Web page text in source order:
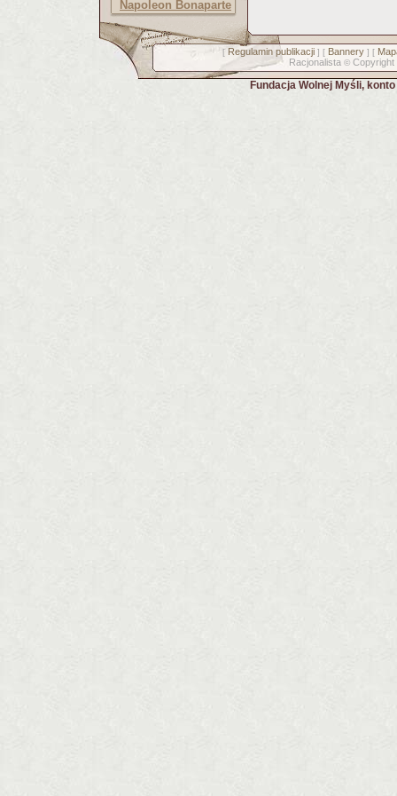
Napoleon Bonaparte
[ Regulamin publikacji] [ Bannery] [
Racjonalista © Copyright
Fundacja Wolnej Myśli,